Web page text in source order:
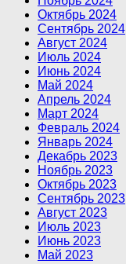
Октябрь 2024
Сентябрь 2024
Август 2024
Июль 2024
Июнь 2024
Май 2024
Апрель 2024
Март 2024
Февраль 2024
Январь 2024
Декабрь 2023
Ноябрь 2023
Октябрь 2023
Сентябрь 2023
Август 2023
Июль 2023
Июнь 2023
Май 2023